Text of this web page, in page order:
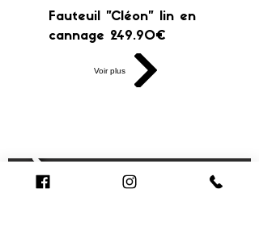
Fauteuil "Cléon" lin en
cannage 249.90€
Voir plus